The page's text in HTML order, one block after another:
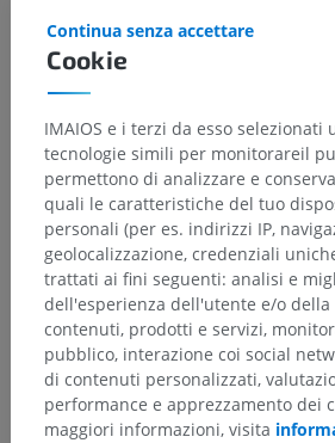
Traduzioni
Hai notato un errore?
Non esitare a suggerire una
un miglioramento dei contenuti.
Segnala un
Cookie
Continua senza accettare
IMAIOS e i terzi da esso selezionati
tecnologie simili per monitorareil
permettono di analizzare e
quali le caratteristiche del tuo
personali (per es. indirizzi IP,
geolocalizzazione, credenziali
trattati ai fini seguenti: analisi e
dell'esperienza dell'utente e/o
contenuti, prodotti e servizi,
pubblico, interazione coi social
di contenuti personalizzati,
performance e apprezzamento dei
maggiori informazioni, visita